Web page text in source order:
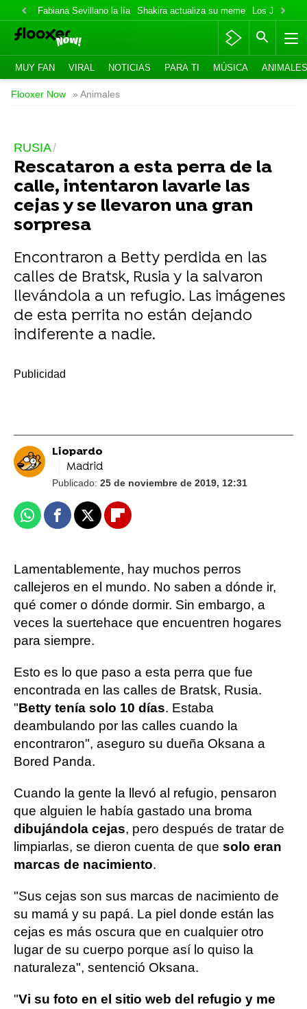
Fabiana Sevillano la lía Shakira actualiza su meme Los Jonas
MUY FAN VIRAL NOTICIAS PARA TI MÚSICA ANIMALES
Flooxer Now » Animales
RUSIA
Rescataron a esta perra de la
calle, intentaron lavarle las
cejas y se llevaron una gran
sorpresa
Encontraron a Betty perdida en las
calles de Bratsk, Rusia y la salvaron
llevándola a un refugio. Las imágenes
de esta perrita no están dejando
indiferente a nadie.
Liopardo
Madrid
Publicado: 25 de noviembre de 2019, 12:31
WhatsappFacebook
X Flipboard
Lamentablemente, hay muchos perros
callejeros en el mundo. No saben a dónde ir,
qué comer o dónde dormir. Sin embargo, a
veces la suertehace que encuentren hogares
para siempre.
Esto es lo que paso a esta perra que fue
encontrada en las calles de Bratsk, Rusia.
"Betty tenía solo 10 días. Estaba
deambulando por las calles cuando la
encontraron", aseguro su dueña Oksana a
Bored Panda.
Cuando la gente la llevó al refugio, pensaron
que alguien le había gastado una broma
dibujándola cejas, pero después de tratar de
limpiarlas, se dieron cuenta de que solo eran
marcas de nacimiento.
"Sus cejas son sus marcas de nacimiento de
su mamá y su papá. La piel donde están las
cejas es más oscura que en cualquier otro
lugar de su cuerpo porque así lo quiso la
naturaleza", sentenció Oksana.
"Vi su foto en el sitio web del refugio y me